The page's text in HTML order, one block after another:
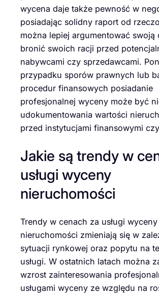
wycena daje także pewność w
posiadając solidny raport od
można lepiej argumentować swoją
bronić swoich racji przed
nabywcami czy sprzedawcami.
przypadku sporów prawnych lub
procedur finansowych posiadanie
profesjonalnej wyceny może być
udokumentowania wartości
przed instytucjami finansowymi
Jakie są trendy w
usługi wyceny
nieruchomości
Trendy w cenach za usługi wyceny
nieruchomości zmieniają się w
sytuacji rynkowej oraz popytu na
usługi. W ostatnich latach można
wzrost zainteresowania
usługami wyceny ze względu na